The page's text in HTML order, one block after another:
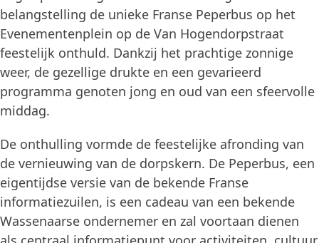
belangstelling de unieke Franse Peperbus op het
Evenementenplein op de Van Hogendorpstraat
feestelijk onthuld. Dankzij het prachtige zonnige
weer, de gezellige drukte en een gevarieerd
programma genoten jong en oud van een sfeervolle
middag.
De onthulling vormde de feestelijke afronding van
de vernieuwing van de dorpskern. De Peperbus, een
eigentijdse versie van de bekende Franse
informatiezuilen, is een cadeau van een bekende
Wassenaarse ondernemer en zal voortaan dienen